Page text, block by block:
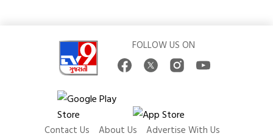
FOLLOW US ON
Contact Us About Us Advertise With Us